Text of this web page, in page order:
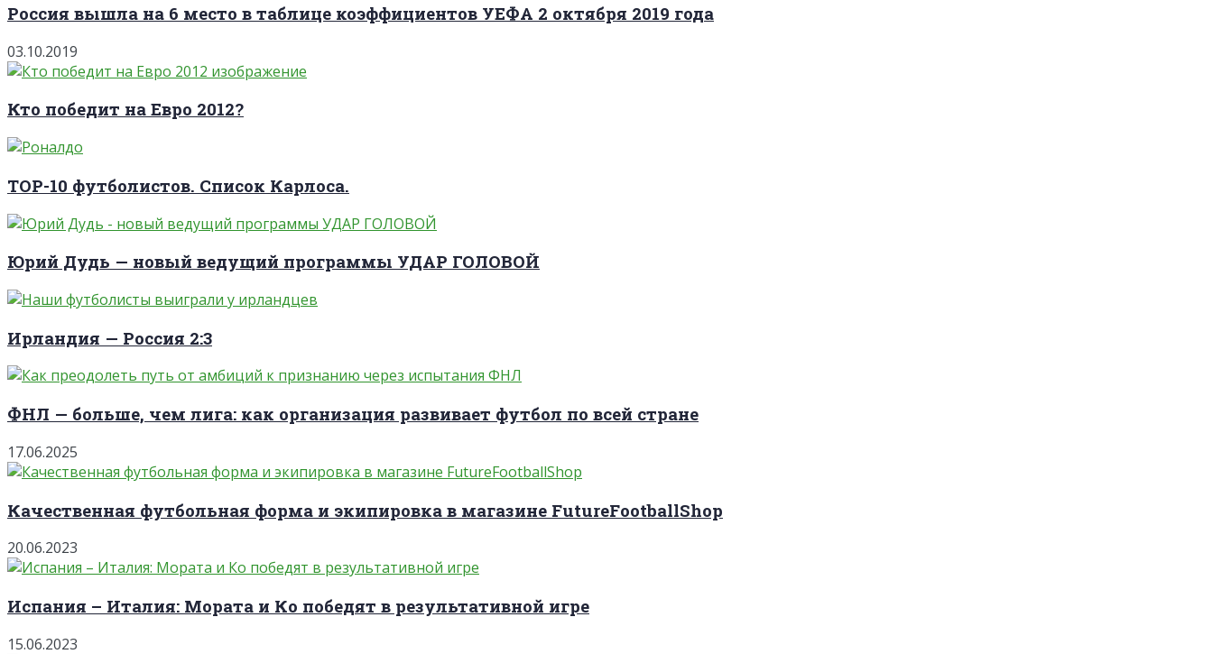
Россия вышла на 6 место в таблице коэффициентов УЕФА 2 октября 2019 года
03.10.2019
Кто победит на Евро 2012?
TOP-10 футболистов. Список Карлоса.
Юрий Дудь — новый ведущий программы УДАР ГОЛОВОЙ
Ирландия — Россия 2:3
ФНЛ — больше, чем лига: как организация развивает футбол по всей стране
17.06.2025
Качественная футбольная форма и экипировка в магазине FutureFootballShop
20.06.2023
Испания – Италия: Мората и Ко победят в результативной игре
15.06.2023